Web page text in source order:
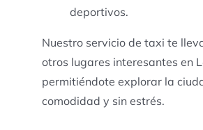
deportivos.
Nuestro servicio de taxi te
otros lugares interesantes en
permitiéndote explorar la
comodidad y sin estrés.